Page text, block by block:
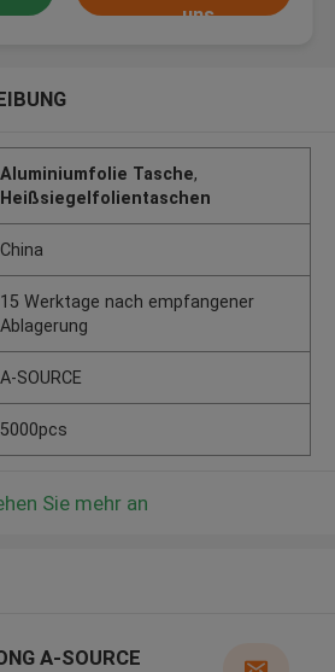
uns
Aluminiumfolie Tasche,
Heißsiegelfolientaschen
China
15 Werktage nach empfangener
Ablagerung
A-SOURCE
5000pcs
Sie mehr an
A-SOURCE